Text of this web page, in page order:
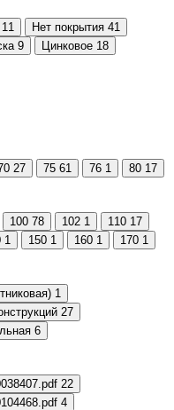
11 Нет покрытия 41
9 Цинковое 18
27 75 61 76 1 80 17
100 78 102 1 110 17
1 150 1 160 1 170 1
1
27
6
22
4